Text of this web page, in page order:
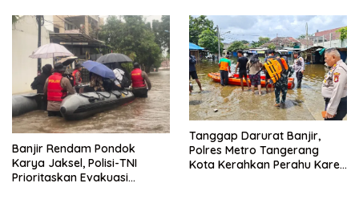
Banjir Rendam Pondok
Karya Jaksel, Polisi-TNI
Prioritaskan Evakuasi
Tanggap Darurat Banjir,
Polres Metro Tangerang
Kota Kerahkan Perahu Karet